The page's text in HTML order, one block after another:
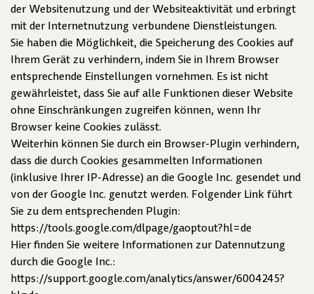
der Websitenutzung und der Websiteaktivität und erbringt
mit der Internetnutzung verbundene Dienstleistungen.
Sie haben die Möglichkeit, die Speicherung des Cookies auf
Ihrem Gerät zu verhindern, indem Sie in Ihrem Browser
entsprechende Einstellungen vornehmen. Es ist nicht
gewährleistet, dass Sie auf alle Funktionen dieser Website
ohne Einschränkungen zugreifen können, wenn Ihr
Browser keine Cookies zulässt.
Weiterhin können Sie durch ein Browser-Plugin verhindern,
dass die durch Cookies gesammelten Informationen
(inklusive Ihrer IP-Adresse) an die Google Inc. gesendet und
von der Google Inc. genutzt werden. Folgender Link führt
Sie zu dem entsprechenden Plugin:
https://tools.google.com/dlpage/gaoptout?hl=de
Hier finden Sie weitere Informationen zur Datennutzung
durch die Google Inc.:
https://support.google.com/analytics/answer/6004245?